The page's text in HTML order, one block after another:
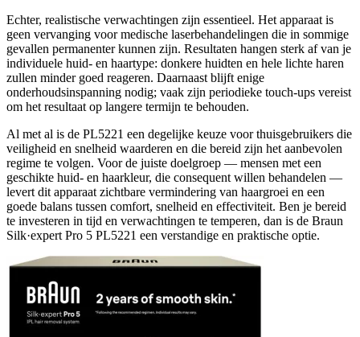
Echter, realistische verwachtingen zijn essentieel. Het apparaat is
geen vervanging voor medische laserbehandelingen die in sommige
gevallen permanenter kunnen zijn. Resultaten hangen sterk af van je
individuele huid- en haartype: donkere huidten en hele lichte haren
zullen minder goed reageren. Daarnaast blijft enige
onderhoudsinspanning nodig; vaak zijn periodieke touch-ups vereist
om het resultaat op langere termijn te behouden.
Al met al is de PL5221 een degelijke keuze voor thuisgebruikers die
veiligheid en snelheid waarderen en die bereid zijn het aanbevolen
regime te volgen. Voor de juiste doelgroep — mensen met een
geschikte huid- en haarkleur, die consequent willen behandelen —
levert dit apparaat zichtbare vermindering van haargroei en een
goede balans tussen comfort, snelheid en effectiviteit. Ben je bereid
te investeren in tijd en verwachtingen te temperen, dan is de Braun
Silk·expert Pro 5 PL5221 een verstandige en praktische optie.